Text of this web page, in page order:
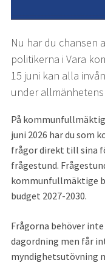
Nu har du chansen
politikerna i Vara
15 juni kan alla
under
På
juni 2026 har du som
frågor direkt till sina
frågestund.
kommunfullmäktige
budget 2027-2030.
Frågorna behöver
dagordning men får
myndighetsutövning